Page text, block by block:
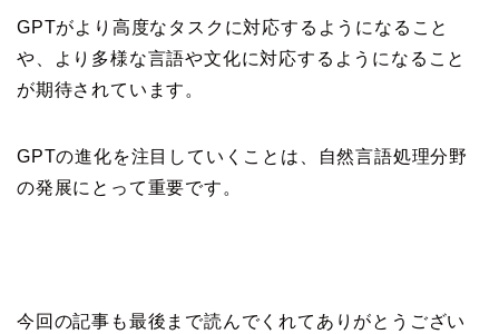
GPTがより高度なタスクに対応するようになること
や、より多様な言語や文化に対応するようになること
が期待されています。
GPTの進化を注目していくことは、自然言語処理分野
の発展にとって重要です。
今回の記事も最後まで読んでくれてありがとうござい